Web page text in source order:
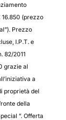
16.850 (prezzo
Prezzo
I.P.T. e
82/2011
grazie al
a
proprietà del
della
”. Offerta